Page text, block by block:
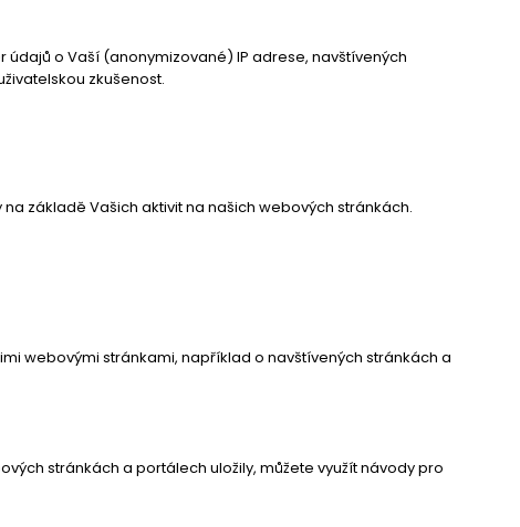
o Vaší (anonymizované) IP adrese, navštívených
zkušenost.
základě Vašich aktivit na našich webových stránkách.
webovými stránkami, například o navštívených stránkách a
stránkách a portálech uložily, můžete využít návody pro